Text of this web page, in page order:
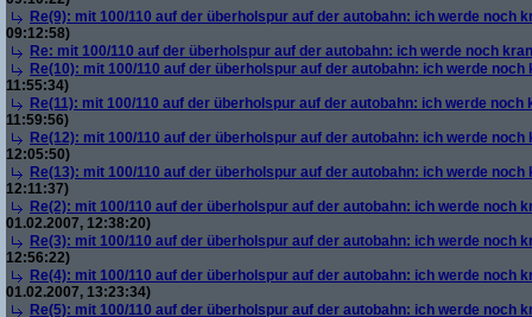
Re(9): mit 100/110 auf der überholspur auf der autobahn: ich werde noch
09:12:58)
Re: mit 100/110 auf der überholspur auf der autobahn: ich werde noch
Re(10): mit 100/110 auf der überholspur auf der autobahn: ich werde noch
11:55:34)
Re(11): mit 100/110 auf der überholspur auf der autobahn: ich werde noch
11:59:56)
Re(12): mit 100/110 auf der überholspur auf der autobahn: ich werde noch
12:05:50)
Re(13): mit 100/110 auf der überholspur auf der autobahn: ich werde noch
12:11:37)
Re(2): mit 100/110 auf der überholspur auf der autobahn: ich werde noch
01.02.2007, 12:38:20)
Re(3): mit 100/110 auf der überholspur auf der autobahn: ich werde noch
12:56:22)
Re(4): mit 100/110 auf der überholspur auf der autobahn: ich werde noch
01.02.2007, 13:23:34)
Re(5): mit 100/110 auf der überholspur auf der autobahn: ich werde noch